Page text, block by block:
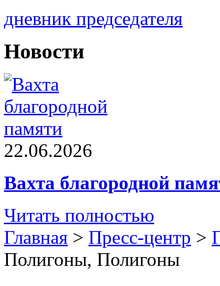
дневник председателя
Новости
22.06.2026
Вахта благородной
Читать полностью
Главная > Пресс-центр >
Полигоны, Полигоны